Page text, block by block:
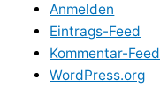
Anmelden
Eintrags-Feed
Kommentar-Feed
WordPress.org